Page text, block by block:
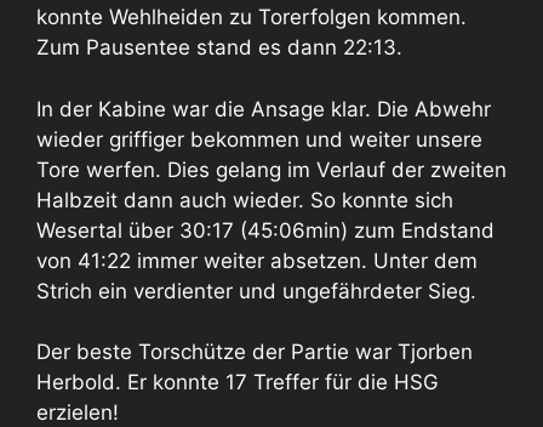
konnte Wehlheiden zu Torerfolgen kommen.
Zum Pausentee stand es dann 22:13.
In der Kabine war die Ansage klar. Die Abwehr
wieder griffiger bekommen und weiter unsere
Tore werfen. Dies gelang im Verlauf der zweiten
Halbzeit dann auch wieder. So konnte sich
Wesertal über 30:17 (45:06min) zum Endstand
von 41:22 immer weiter absetzen. Unter dem
Strich ein verdienter und ungefährdeter Sieg.
Der beste Torschütze der Partie war Tjorben
Herbold. Er konnte 17 Treffer für die HSG
erzielen!